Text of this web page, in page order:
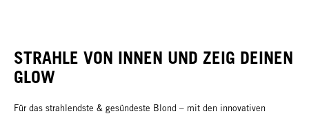
STRAHLE VON INNEN UND ZEIG DEINEN
GLOW
Für das strahlendste & gesündeste Blond – mit den innovativen